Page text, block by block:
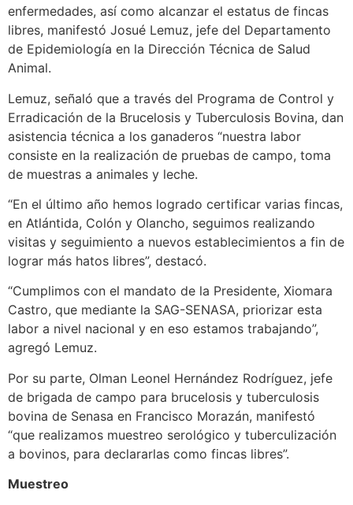
enfermedades, así como alcanzar el estatus de fincas
libres, manifestó Josué Lemuz, jefe del Departamento
de Epidemiología en la Dirección Técnica de Salud
Animal.
Lemuz, señaló que a través del Programa de Control y
Erradicación de la Brucelosis y Tuberculosis Bovina, dan
asistencia técnica a los ganaderos “nuestra labor
consiste en la realización de pruebas de campo, toma
de muestras a animales y leche.
“En el último año hemos logrado certificar varias fincas,
en Atlántida, Colón y Olancho, seguimos realizando
visitas y seguimiento a nuevos establecimientos a fin de
lograr más hatos libres”, destacó.
“Cumplimos con el mandato de la Presidente, Xiomara
Castro, que mediante la SAG-SENASA, priorizar esta
labor a nivel nacional y en eso estamos trabajando”,
agregó Lemuz.
Por su parte, Olman Leonel Hernández Rodríguez, jefe
de brigada de campo para brucelosis y tuberculosis
bovina de Senasa en Francisco Morazán, manifestó
“que realizamos muestreo serológico y tuberculización
a bovinos, para declararlas como fincas libres”.
Muestreo